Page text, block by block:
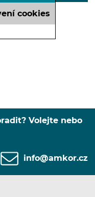
Volejte nebo
info@amkor.cz
cookies